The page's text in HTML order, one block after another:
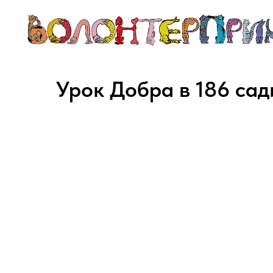
Урок Добра в 186